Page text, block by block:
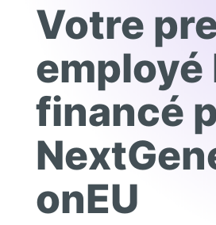
Votre
employé
financé
onEU